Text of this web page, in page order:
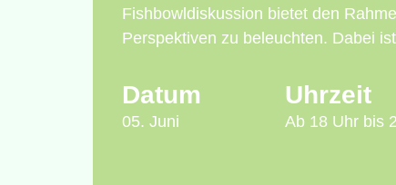
Fishbowldiskussion bietet den
Perspektiven zu beleuchten. Dabei
Datum
05. Juni
Uhrzeit
Ab 18 Uhr bis